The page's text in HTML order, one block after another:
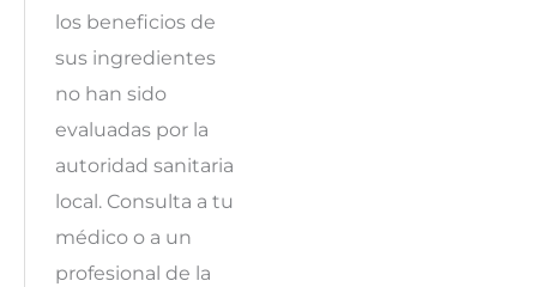
los beneficios de
sus ingredientes
no han sido
evaluadas por la
autoridad sanitaria
local. Consulta a tu
médico o a un
profesional de la